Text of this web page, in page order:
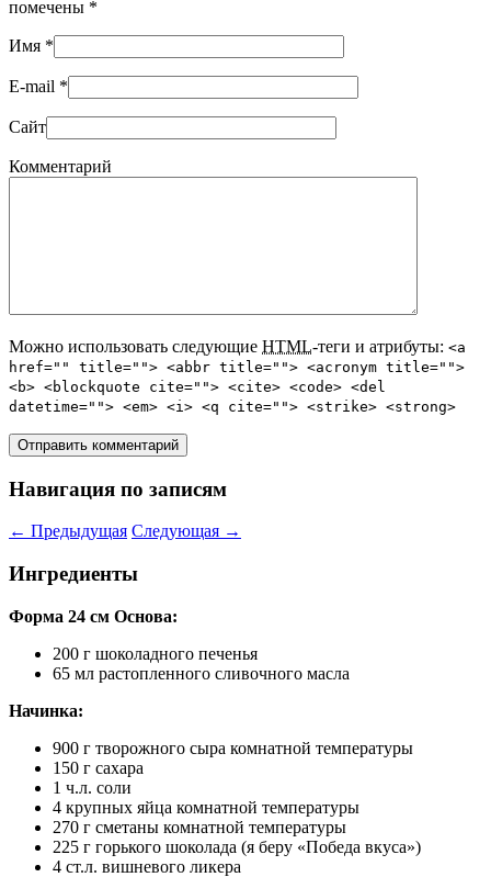
помечены *
Имя *
E-mail *
Сайт
Комментарий
Можно использовать следующие HTML-теги и атрибуты: <a
href="" title=""> <abbr title=""> <acronym title="">
<b> <blockquote cite=""> <cite> <code> <del
datetime=""> <em> <i> <q cite=""> <strike> <strong>
Навигация по записям
← Предыдущая Следующая →
Ингредиенты
Форма 24 см Основа:
200 г шоколадного печенья
65 мл растопленного сливочного масла
Начинка:
900 г творожного сыра комнатной температуры
150 г сахара
1 ч.л. соли
4 крупных яйца комнатной температуры
270 г сметаны комнатной температуры
225 г горького шоколада (я беру «Победа вкуса»)
4 ст.л. вишневого ликера